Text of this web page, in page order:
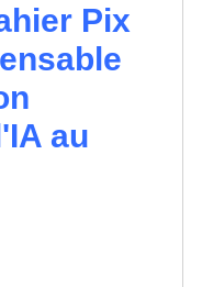
Pix
au